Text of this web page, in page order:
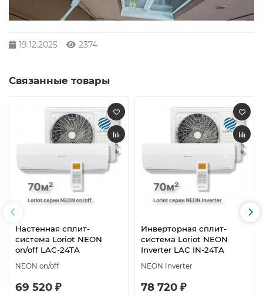
19.12.2025 2374
Связанные товары
Настенная сплит-
система Loriot NEON
on/off LAC-24TA
NEON on/off
69 520 ₽
Инверторная сплит-
система Loriot NEON
Inverter LAC IN-24TA
NEON Inverter
78 720 ₽